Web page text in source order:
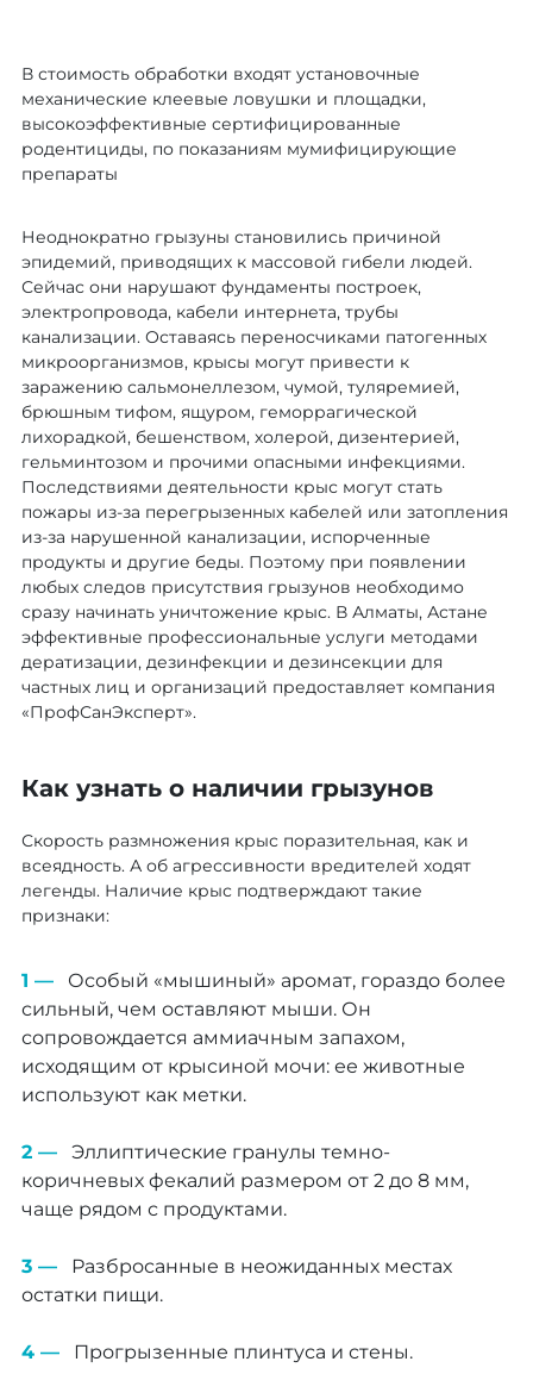
В стоимость обработки входят установочные
механические клеевые ловушки и площадки,
высокоэффективные сертифицированные
родентициды, по показаниям мумифицирующие
препараты
Неоднократно грызуны становились причиной
эпидемий, приводящих к массовой гибели людей.
Сейчас они нарушают фундаменты построек,
электропровода, кабели интернета, трубы
канализации. Оставаясь переносчиками патогенных
микроорганизмов, крысы могут привести к
заражению сальмонеллезом, чумой, туляремией,
брюшным тифом, ящуром, геморрагической
лихорадкой, бешенством, холерой, дизентерией,
гельминтозом и прочими опасными инфекциями.
Последствиями деятельности крыс могут стать
пожары из-за перегрызенных кабелей или затопления
из-за нарушенной канализации, испорченные
продукты и другие беды. Поэтому при появлении
любых следов присутствия грызунов необходимо
сразу начинать уничтожение крыс. В Алматы, Астане
эффективные профессиональные услуги методами
дератизации, дезинфекции и дезинсекции для
частных лиц и организаций предоставляет компания
«ПрофСанЭксперт».
Как узнать о наличии грызунов
Скорость размножения крыс поразительная, как и
всеядность. А об агрессивности вредителей ходят
легенды. Наличие крыс подтверждают такие
признаки:
Особый «мышиный» аромат, гораздо более
сильный, чем оставляют мыши. Он
сопровождается аммиачным запахом,
исходящим от крысиной мочи: ее животные
используют как метки.
Эллиптические гранулы темно-
коричневых фекалий размером от 2 до 8 мм,
чаще рядом с продуктами.
Разбросанные в неожиданных местах
остатки пищи.
Прогрызенные плинтуса и стены.